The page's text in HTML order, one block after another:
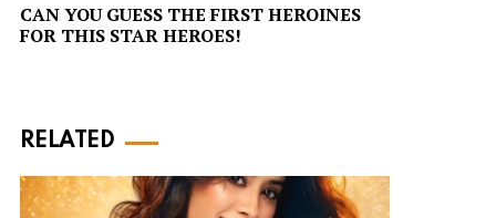
CAN YOU GUESS THE FIRST HEROINES
FOR THIS STAR HEROES!
RELATED